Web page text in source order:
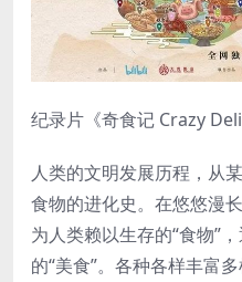
纪录片《奇食记 Crazy
人类的文明发展历程，从
食物的进化史。在悠悠漫
为人类赖以生存的“食物”
的“美食”。各种各样丰富